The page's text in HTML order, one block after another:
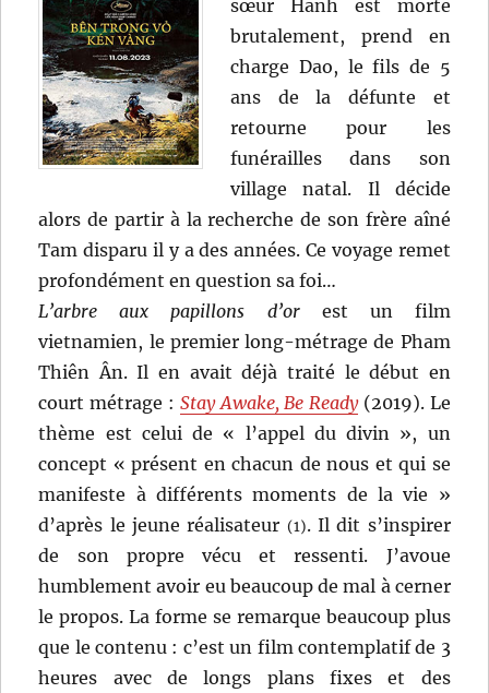
sœur Hanh est morte
brutalement, prend en
charge Dao, le fils de 5
ans de la défunte et
retourne pour les
funérailles dans son
village natal. Il décide
alors de partir à la recherche de son frère aîné
Tam disparu il y a des années. Ce voyage remet
profondément en question sa foi…
L’arbre aux papillons d’orest un film
vietnamien, le premier long-métrage de Pham
Thiên Ân. Il en avait déjà traité le début en
court métrage : Stay Awake, Be Ready(2019). Le
thème est celui de « l’appel du divin », un
concept « présent en chacun de nous et qui se
manifeste à différents moments de la vie »
d’après le jeune réalisateur (1). Il dit s’inspirer
de son propre vécu et ressenti. J’avoue
humblement avoir eu beaucoup de mal à cerner
le propos. La forme se remarque beaucoup plus
que le contenu : c’est un film contemplatif de 3
heures avec de longs plans fixes et des